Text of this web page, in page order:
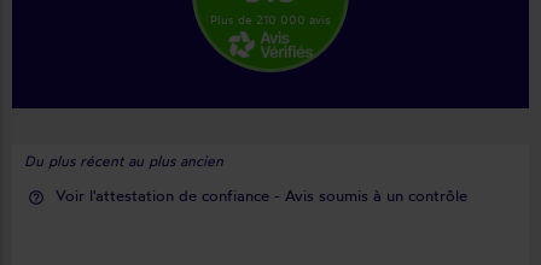
Plus de 210 000 avis
Du plus récent au plus ancien
help_outline Voir l'attestation de confiance - Avis soumis à un contrôle